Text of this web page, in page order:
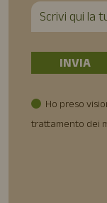
Ho preso
trattamento dei